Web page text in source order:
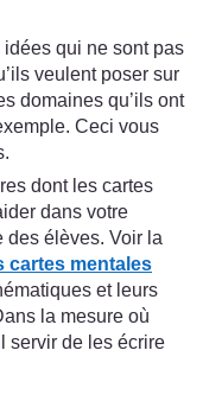
qui ne sont pas
veulent poser sur
domaines qu’ils ont
Ceci vous
dont les cartes
dans votre
des élèves. Voir la
cartes mentales
et leurs
la mesure où
servir de les écrire